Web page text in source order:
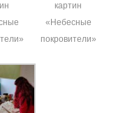
картин
«Небесные
покровители»